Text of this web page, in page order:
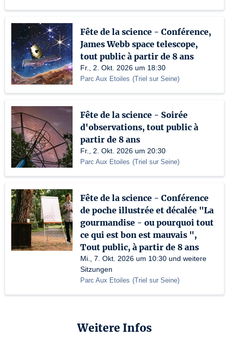
Fête de la science - Conférence,
James Webb space telescope,
tout public à partir de 8 ans
Fr., 2. Okt. 2026 um 18:30
Parc Aux Etoiles (Triel sur Seine)
Fête de la science - Soirée
d'observations, tout public à
partir de 8 ans
Fr., 2. Okt. 2026 um 20:30
Parc Aux Etoiles (Triel sur Seine)
Fête de la science - Conférence
de poche illustrée et décalée "La
gourmandise - ou pourquoi tout
ce qui est bon est mauvais ",
Tout public, à partir de 8 ans
Mi., 7. Okt. 2026 um 10:30 und weitere
Sitzungen
Parc Aux Etoiles (Triel sur Seine)
Weitere Infos